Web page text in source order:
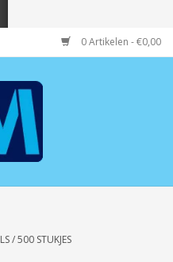
0 Artikelen - €0,00
/500 STUKJES